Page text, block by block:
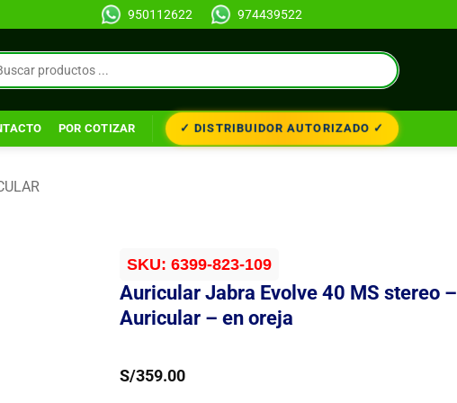
950112622 974439522
POR COTIZAR ✓ DISTRIBUIDOR AUTORIZADO ✓
SKU: 6399-823-109
Auricular Jabra Evolve 40 MS stereo –
Auricular – en oreja
S/359.00